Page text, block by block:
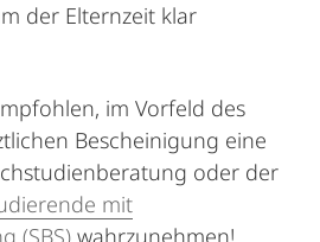
der Elternzeit klar
im Vorfeld des
Bescheinigung eine
oder der
mit
(SBS) wahrzunehmen!